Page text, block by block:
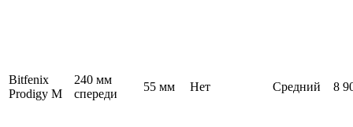
Bitfenix
Prodigy M
240 мм
спереди
55 мм Нет Средний 8